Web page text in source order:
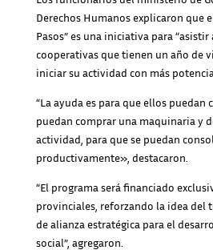
Derechos Humanos explicaron que
Pasos” es una iniciativa para “asistir
cooperativas que tienen un año de
iniciar su actividad con más
“La ayuda es para que ellos puedan
puedan comprar una maquinaria y
actividad, para que se puedan
productivamente», destacaron.
“El programa será financiado
provinciales, reforzando la idea del
de alianza estratégica para el
social”, agregaron.